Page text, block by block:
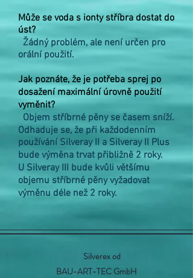
Může se voda s ionty stříbra dostat do
úst?
Žádný problém, ale není určen pro
orální použití.
Jak poznáte, že je potřeba sprej po
dosažení maximální úrovně použití
vyměnit?
Objem stříbrné pěny se časem sníží.
Odhaduje se, že při každodenním
používání Silveray II a Silveray II Plus
bude výměna trvat přibližně 2 roky.
U Silveray III bude kvůli většímu
objemu stříbrné pěny vyžadovat
výměnu déle než 2 roky.
Silverex od
BAU-ART-TEC GmbH